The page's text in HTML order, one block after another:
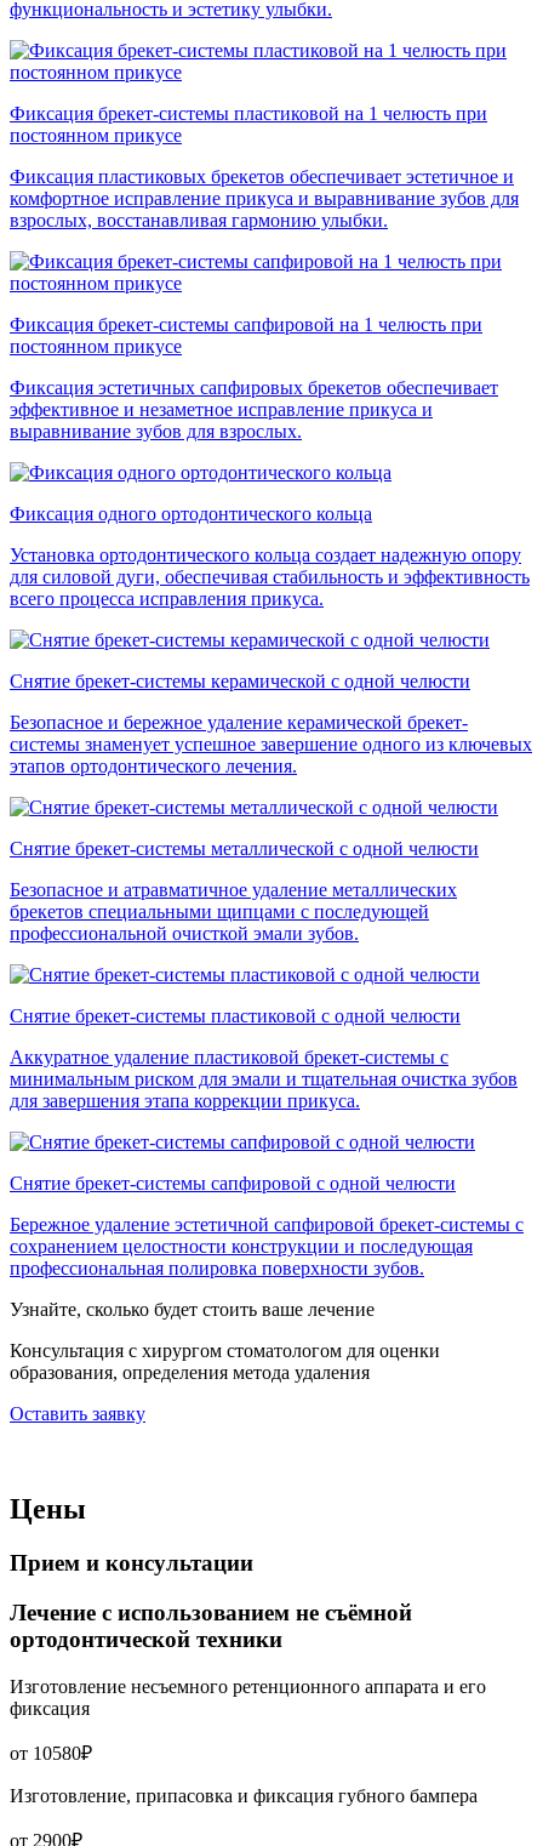
функциональность и эстетику улыбки.
Фиксация брекет-системы пластиковой на 1 челюсть при
постоянном прикусе
Фиксация пластиковых брекетов обеспечивает эстетичное и
комфортное исправление прикуса и выравнивание зубов для
взрослых, восстанавливая гармонию улыбки.
Фиксация брекет-системы сапфировой на 1 челюсть при
постоянном прикусе
Фиксация эстетичных сапфировых брекетов обеспечивает
эффективное и незаметное исправление прикуса и
выравнивание зубов для взрослых.
Фиксация одного ортодонтического кольца
Установка ортодонтического кольца создает надежную опору
для силовой дуги, обеспечивая стабильность и эффективность
всего процесса исправления прикуса.
Снятие брекет-системы керамической с одной челюсти
Безопасное и бережное удаление керамической брекет-
системы знаменует успешное завершение одного из ключевых
этапов ортодонтического лечения.
Снятие брекет-системы металлической с одной челюсти
Безопасное и атравматичное удаление металлических
брекетов специальными щипцами с последующей
профессиональной очисткой эмали зубов.
Снятие брекет-системы пластиковой с одной челюсти
Аккуратное удаление пластиковой брекет-системы с
минимальным риском для эмали и тщательная очистка зубов
для завершения этапа коррекции прикуса.
Снятие брекет-системы сапфировой с одной челюсти
Бережное удаление эстетичной сапфировой брекет-системы с
сохранением целостности конструкции и последующая
профессиональная полировка поверхности зубов.
Узнайте, сколько будет стоить ваше лечение
Консультация с хирургом стоматологом для оценки
образования, определения метода удаления
Оставить заявку
Цены
Прием и консультации
Лечение с использованием не съёмной
ортодонтической техники
Изготовление несъемного ретенционного аппарата и его
фиксация
от 10580₽
Изготовление, припасовка и фиксация губного бампера
от 2900₽